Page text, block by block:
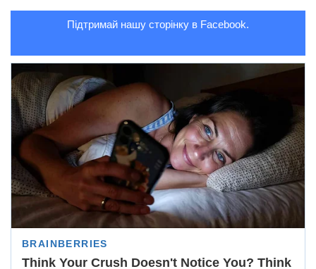
Підтримай нашу сторінку в Facebook.